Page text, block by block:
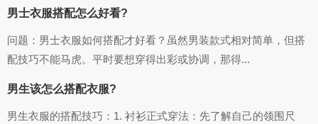
男士衣服搭配怎么好看?
问题：男士衣服如何搭配才好看？虽然男装款式相对简单，但搭
配技巧不能马虎。平时要想穿得出彩或协调，那得...
男生该怎么搭配衣服?
男生衣服的搭配技巧：1. 衬衫正式穿法：先了解自己的领围尺